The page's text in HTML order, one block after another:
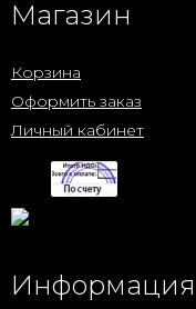
Магазин
Корзина
Оформить заказ
Личный кабинет
Информация